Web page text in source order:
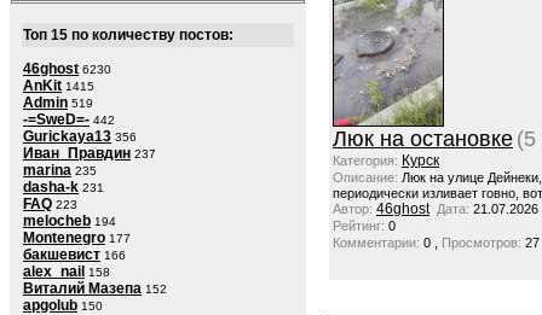
Топ 15 по количеству постов:
46ghost 6230
AnKit 1415
Admin 519
-=SweD=- 442
Gurickaya13 356
Иван_Правдин 237
marina 235
dasha-k 231
FAQ 223
melocheb 194
Montenegro 177
бакшевист 166
alex_nail 158
Виталий Мазепа 152
apgolub 150
Люк на остановке (5
Категория: Курск
Описание: Люк на улице
периодически изливает говно,
Автор: 46ghost Дата: 21.07.2026
Рейтинг: 0
Комментарии: 0 , Просмотров: 27